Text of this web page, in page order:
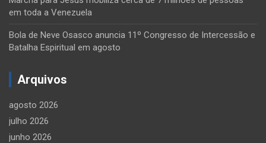
em toda a Venezuela
Bola de Neve Osasco anuncia 11º Congresso de Intercessão e
Batalha Espiritual em agosto
Arquivos
agosto 2026
julho 2026
junho 2026